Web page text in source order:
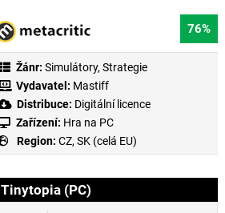
76%
Žánr: Simulátory, Strategie
Vydavatel: Mastiff
Distribuce: Digitální licence
Zařízení: Hra na PC
Region: CZ, SK (celá EU)
Tinytopia (PC)